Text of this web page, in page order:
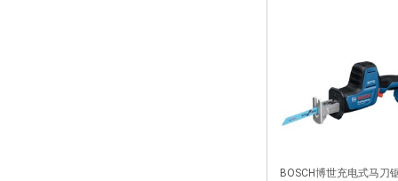
BOSCH博世充电式马刀